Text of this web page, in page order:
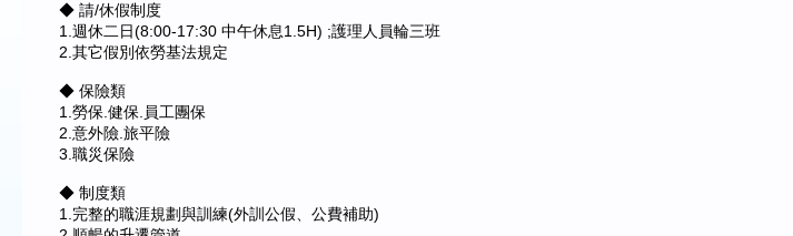
◆ 請/休假制度
1.週休二日(8:00-17:30 中午休息1.5H) ;護理人員輪三班
2.其它假別依勞基法規定
◆ 保險類
1.勞保.健保.員工團保
2.意外險.旅平險
3.職災保險
◆ 制度類
1.完整的職涯規劃與訓練(外訓公假、公費補助)